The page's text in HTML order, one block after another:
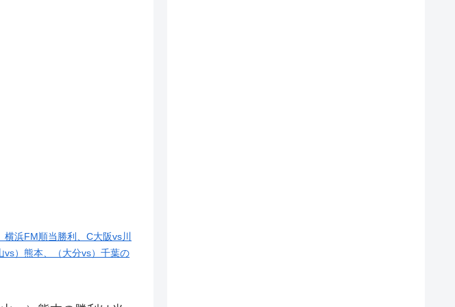
浜FM順当勝利、C大阪vs川
vs）熊本、（大分vs）千葉の